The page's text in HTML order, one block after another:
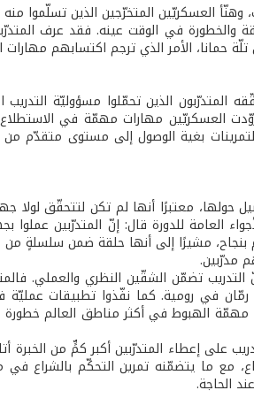
وهنّأ العسكريّين المتخرّجين الذين تسلّموا
والخطورة في الوقت عينه. فقد عرف
حمانا، الأمر الذي ترجم اكتسابهم
المتدرّبون الذين تحمّلوا مسؤوليّة
العسكريّين مهارات مهمّة في
بغية الوصول إلى مستوى متقدّم من
حولها، معتبرًا أنها لم تكن لتتحقّق
العامة للدورة قال: إنّ المتدرّبين
بنجاح، مشيرًا إلى أنها حلقة ضمن سلسلةٍ
مدرّبين.
تضمّن الشقّين النظري والعملي.
في رومية. كما نفّذوا تطبيقات عمليّة
مهمّة الهبوط في أكثر مناطق العالم
على إعطاء المتدرّبين أكبر كمٍّ من الخبرة
مع ما يتضمّنه تمرين التحكّم بالشراع في
الحاجة.